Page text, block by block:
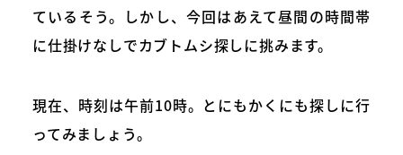
ているそう。しかし、今回はあえて昼間の時間帯
に仕掛けなしでカブトムシ探しに挑みます。
現在、時刻は午前10時。とにもかくにも探しに行
ってみましょう。